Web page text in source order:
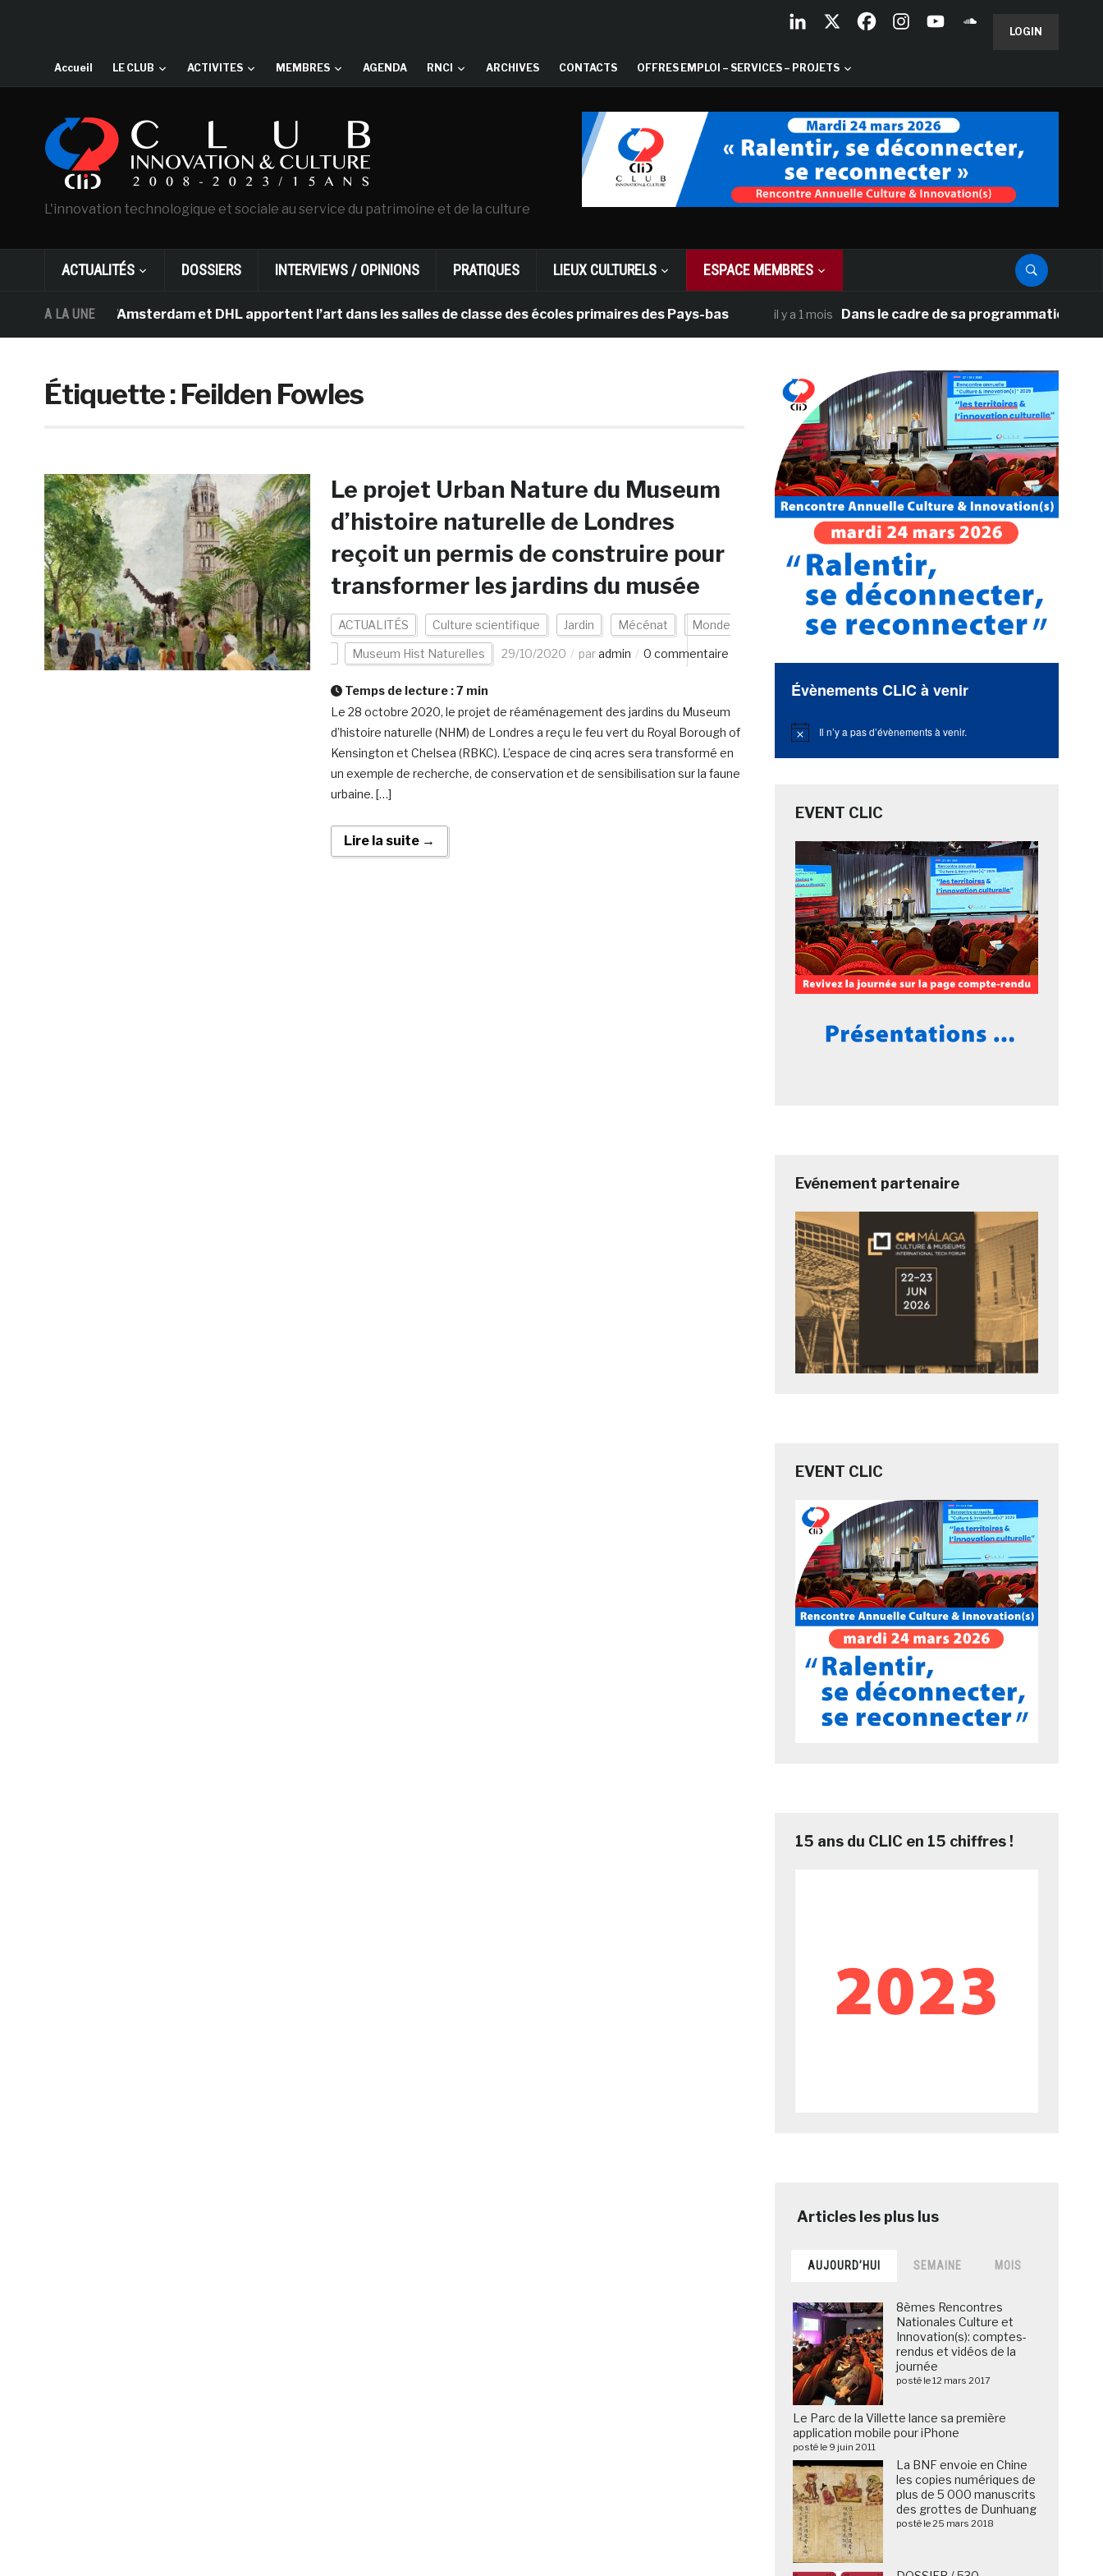
LOGIN
Accueil LE CLUB ACTIVITES MEMBRES AGENDA RNCI ARCHIVES CONTACTS OFFRES EMPLOI – SERVICES – PROJETS
L'innovation technologique et sociale au service du patrimoine et de la culture
ACTUALITÉS DOSSIERS INTERVIEWS / OPINIONS PRATIQUES LIEUX CULTURELS ESPACE MEMBRES
A LA UNE
Van Gogh d’Amsterdam et DHL apportent l’art dans les salles de classe des écoles primaires des Pays-bas il y a 1 mois Dans le cadre de sa programmation
Étiquette :Feilden Fowles
Le projet Urban Nature du Museum
d’histoire naturelle de Londres
reçoit un permis de construire pour
transformer les jardins du musée
ACTUALITÉS Culture scientifique Jardin Mécénat Monde
Museum Hist Naturelles 29/10/2020 paradmin 0 commentaire
Temps de lecture :7 min
Le 28 octobre 2020, le projet de réaménagement des jardins du Museum
d’histoire naturelle (NHM) de Londres a reçu le feu vert du Royal Borough of
Kensington et Chelsea (RBKC). L’espace de cinq acres sera transformé en
un exemple de recherche, de conservation et de sensibilisation sur la faune
urbaine. […]
Lire la suite →
Évènements CLIC à venir
Notice Il n’y a pas d’évènements à venir.
EVENT CLIC
Evénement partenaire
EVENT CLIC
15 ans du CLIC en 15 chiffres !
AUJOURD’HUI SEMAINE MOIS
8èmes Rencontres
Nationales Culture et
Innovation(s): comptes-
rendus et vidéos de la
journée
posté le 12 mars 2017
Le Parc de la Villette lance sa première
application mobile pour iPhone
posté le 9 juin 2011
La BNF envoie en Chine
les copies numériques de
plus de 5 000 manuscrits
des grottes de Dunhuang
posté le 25 mars 2018